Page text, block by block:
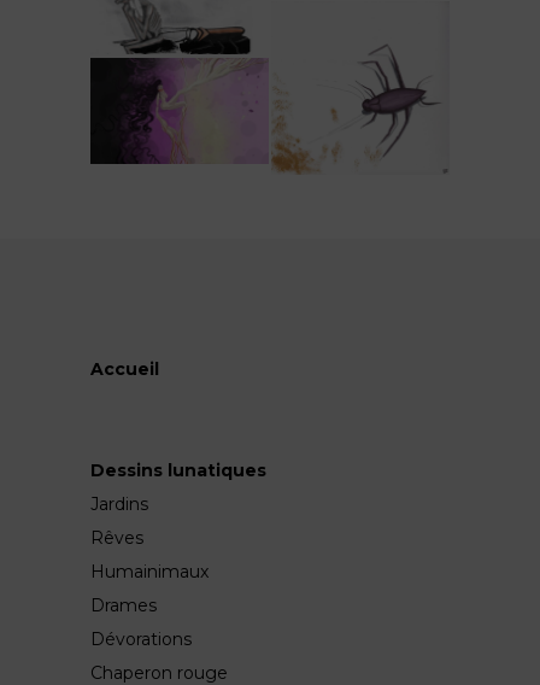
Accueil
Dessins lunatiques
Jardins
Rêves
Humainimaux
Drames
Dévorations
Chaperon rouge